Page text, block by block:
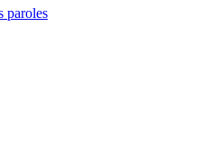
paroles